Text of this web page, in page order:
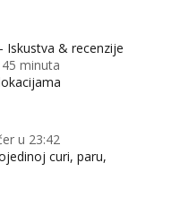
Iskustva & recenzije
minuta
u 23:42
curi, paru,